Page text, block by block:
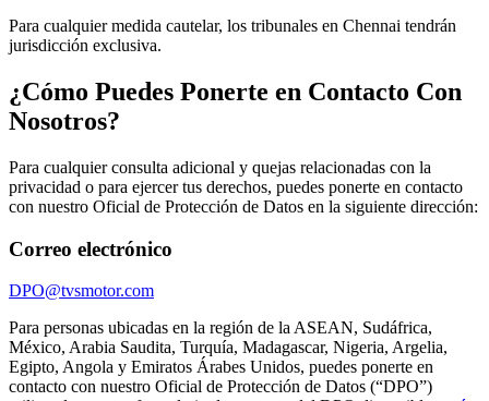
Para cualquier medida cautelar, los tribunales en Chennai tendrán
jurisdicción exclusiva.
¿Cómo Puedes Ponerte en Contacto Con
Nosotros?
Para cualquier consulta adicional y quejas relacionadas con la
privacidad o para ejercer tus derechos, puedes ponerte en contacto
con nuestro Oficial de Protección de Datos en la siguiente dirección:
Correo electrónico
DPO@tvsmotor.com
Para personas ubicadas en la región de la ASEAN, Sudáfrica,
México, Arabia Saudita, Turquía, Madagascar, Nigeria, Argelia,
Egipto, Angola y Emiratos Árabes Unidos, puedes ponerte en
contacto con nuestro Oficial de Protección de Datos (“DPO”)